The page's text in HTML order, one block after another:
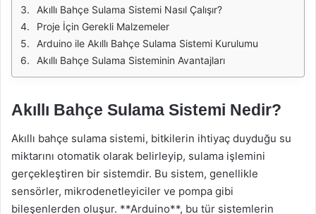
Akıllı Bahçe Sulama Sistemi Nasıl Çalışır?
Proje İçin Gerekli Malzemeler
Arduino ile Akıllı Bahçe Sulama Sistemi Kurulumu
Akıllı Bahçe Sulama Sisteminin Avantajları
Akıllı Bahçe Sulama Sistemi Nedir?
Akıllı bahçe sulama sistemi, bitkilerin ihtiyaç duyduğu su
miktarını otomatik olarak belirleyip, sulama işlemini
gerçekleştiren bir sistemdir. Bu sistem, genellikle
sensörler, mikrodenetleyiciler ve pompa gibi
bileşenlerden oluşur. **Arduino**, bu tür sistemlerin